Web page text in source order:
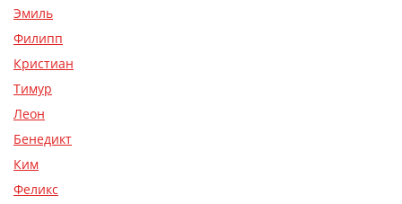
Эмиль
Филипп
Кристиан
Тимур
Леон
Бенедикт
Ким
Феликс